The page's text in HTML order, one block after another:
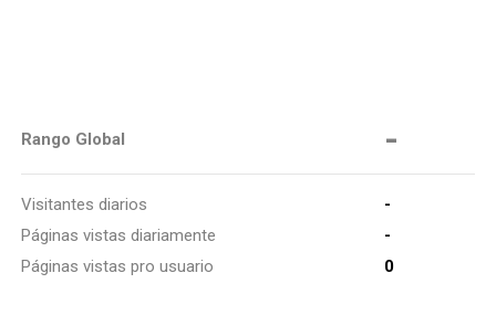
Rango Global -
Visitantes diarios
-
Páginas vistas diariamente
-
Páginas vistas pro usuario
0